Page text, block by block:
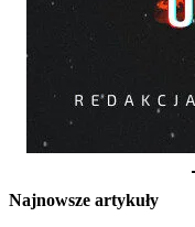
Najnowsze artykuły